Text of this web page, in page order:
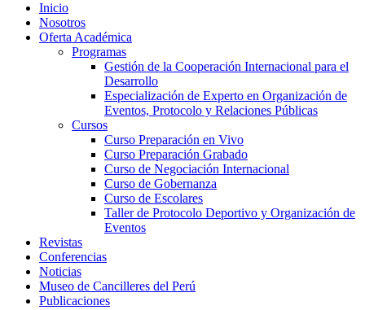
Inicio
Nosotros
Oferta Académica
Programas
Gestión de la Cooperación Internacional para el
Desarrollo
Especialización de Experto en Organización de
Eventos, Protocolo y Relaciones Públicas
Cursos
Curso Preparación en Vivo
Curso Preparación Grabado
Curso de Negociación Internacional
Curso de Gobernanza
Curso de Escolares
Taller de Protocolo Deportivo y Organización de
Eventos
Revistas
Conferencias
Noticias
Museo de Cancilleres del Perú
Publicaciones